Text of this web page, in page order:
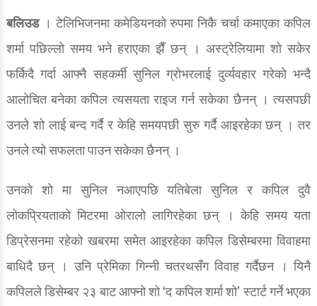
बलिउड। टेलिभिजनमा कमेडियनको रुपमा निकै चर्चा कमाएका कपिल
शर्मा पछिल्लो समय भने हराएका झैँ छन् । अस्ट्रेलियामा शो सकेर
फर्किदै गर्दा आफ्नै सहकर्मी सुनिल ग्रोभरलाई दुर्व्यवहार गरेको भन्दै
आलोचित बनेका कपिल त्यसयता राइज गर्न सकेका छैनन् । त्यसपछी
उनले शो लाई बन्द गर्दै र केहि समयपछी सुरु गर्दै आइरहेका छन् । तर
उनले त्यो सफलता पाउन सकेका छैनन् ।
उनको शो मा सुनिल नआएपछि यतिबेला सुनिल र कपिल दुवै
लोकप्रियताको मिटरमा ओरालो लागिरहेका छन् । केहि समय यता
डिप्रेसनमा रहेको खबरमा समेत आइरहेका कपिल डिसेम्बरमा विवाहमा
बाधिदै छन् । उनि प्रेमिका गिन्नी चतरथसँग विवाह गर्दैछन । यिनै
कपिलले डिसेम्बर २३ बाट आफ्नो शो ‘द कपिल शर्मा शो’ स्टार्ट गर्ने भएका